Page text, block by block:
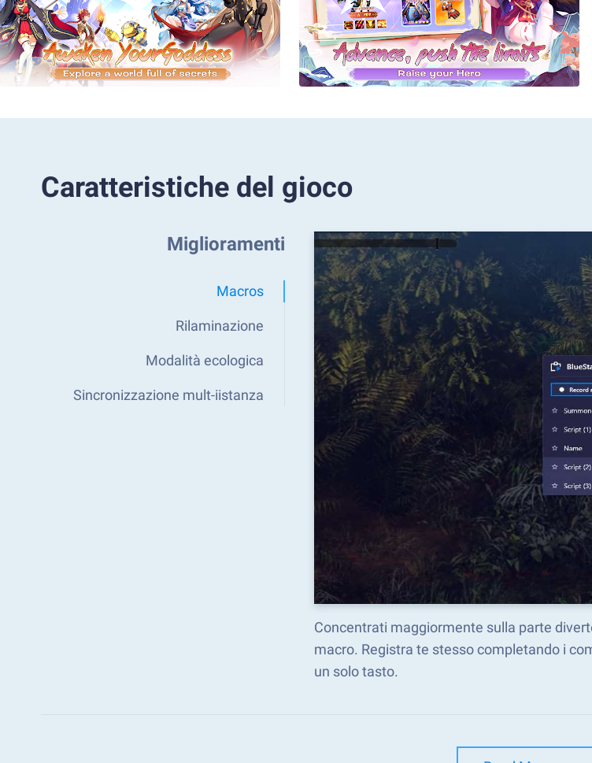
Caratteristiche del gioco
Miglioramenti
Macros
Rilaminazione
Modalità ecologica
Sincronizzazione mult-iistanza
Concentrati maggiormente sulla parte
macro. Registra te stesso completando i
un solo tasto.